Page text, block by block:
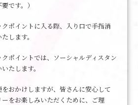
です。）
ポイントに入る際、入り口で手指消
します。
ポイントでは、ソーシャルディスタン
たします。
おかけしますが、皆さんに安心して
をお楽しみいただくために、ご理